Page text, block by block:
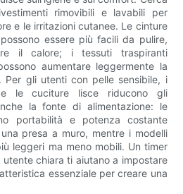
rimovibili e lavabili per
e le irritazioni cutanee. Le cinture
essere più facili da pulire,
il calore; i tessuti traspiranti
aumentare leggermente la
Per gli utenti con pelle sensibile, i
e le cuciture lisce riducono gli
la fonte di alimentazione: le
portabilità e potenza costante
presa a muro, mentre i modelli
leggeri ma meno mobili. Un timer
chiara ti aiutano a impostare
essenziale per creare una